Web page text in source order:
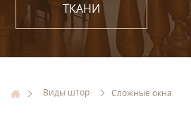
ТКАНИ
Виды штор Сложные окна